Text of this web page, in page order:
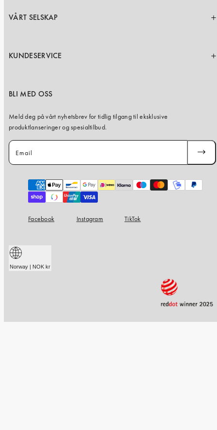
VÅRT SELSKAP
KUNDESERVICE
BLI MED OSS
Meld deg på vårt nyhetsbrev for tidlig tilgang til eksklusive
produktlanseringer og spesialtilbud.
Email
Payment
methods
Facebook Instagram TikTok
Norway | NOK kr